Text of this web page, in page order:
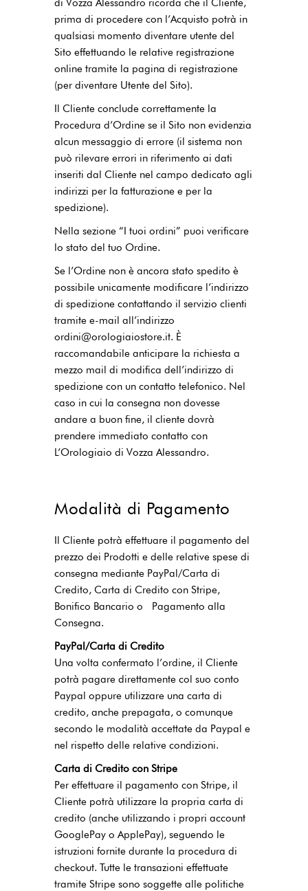
di Vozza Alessandro ricorda che il Cliente,
prima di procedere con l’Acquisto potrà in
qualsiasi momento diventare utente del
Sito effettuando le relative registrazione
online tramite la pagina di registrazione
(per diventare Utente del Sito).
Il Cliente conclude correttamente la
Procedura d’Ordine se il Sito non evidenzia
alcun messaggio di errore (il sistema non
può rilevare errori in riferimento ai dati
inseriti dal Cliente nel campo dedicato agli
indirizzi per la fatturazione e per la
spedizione).
Nella sezione “I tuoi ordini” puoi verificare
lo stato del tuo Ordine.
Se l’Ordine non è ancora stato spedito è
possibile unicamente modificare l’indirizzo
di spedizione contattando il servizio clienti
tramite e-mail all’indirizzo
ordini@orologiaiostore.it. È
raccomandabile anticipare la richiesta a
mezzo mail di modifica dell’indirizzo di
spedizione con un contatto telefonico. Nel
caso in cui la consegna non dovesse
andare a buon fine, il cliente dovrà
prendere immediato contatto con
L’Orologiaio di Vozza Alessandro.
Modalità di Pagamento
Il Cliente potrà effettuare il pagamento del
prezzo dei Prodotti e delle relative spese di
consegna mediante PayPal/Carta di
Credito, Carta di Credito con Stripe,
Bonifico Bancario o Pagamento alla
Consegna.
PayPal/Carta di Credito
Una volta confermato l’ordine, il Cliente
potrà pagare direttamente col suo conto
Paypal oppure utilizzare una carta di
credito, anche prepagata, o comunque
secondo le modalità accettate da Paypal e
nel rispetto delle relative condizioni.
Carta di Credito con Stripe
Per effettuare il pagamento con Stripe, il
Cliente potrà utilizzare la propria carta di
credito (anche utilizzando i propri account
GooglePay o ApplePay), seguendo le
istruzioni fornite durante la procedura di
checkout. Tutte le transazioni effettuate
tramite Stripe sono soggette alle politiche